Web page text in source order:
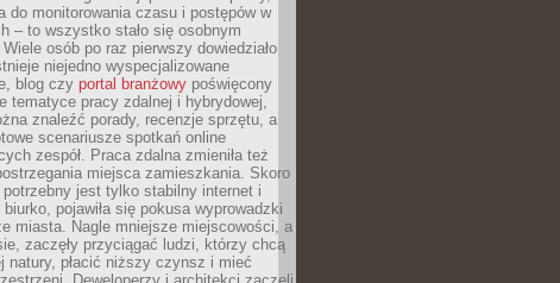
do monitorowania czasu i postępów w
– to wszystko stało się osobnym
osób po raz pierwszy dowiedziało
niejedno wyspecjalizowane
blog czy portal branżowy poświęcony
tematyce pracy zdalnej i hybrydowej,
znaleźć porady, recenzje sprzętu, a
scenariusze spotkań online
zespół. Praca zdalna zmieniła też
miejsca zamieszkania. Skoro
jest tylko stabilny internet i
biurko, pojawiła się pokusa wyprowadzki
miasta. Nagle mniejsze miejscowości, a
zaczęły przyciągać ludzi, którzy chcą
natury, płacić niższy czynsz i mieć